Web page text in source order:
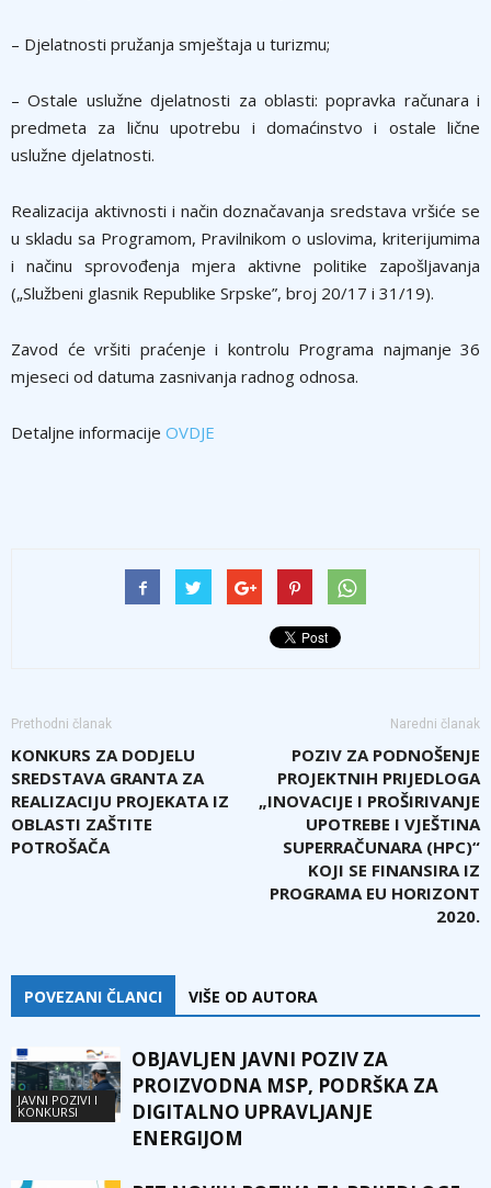
– Djelatnosti pružanja smještaja u turizmu;
– Ostale uslužne djelatnosti za oblasti: popravka računara i
predmeta za ličnu upotrebu i domaćinstvo i ostale lične
uslužne djelatnosti.
Realizacija aktivnosti i način doznačavanja sredstava vršiće se
u skladu sa Programom, Pravilnikom o uslovima, kriterijumima
i načinu sprovođenja mjera aktivne politike zapošljavanja
(„Službeni glasnik Republike Srpske”, broj 20/17 i 31/19).
Zavod će vršiti praćenje i kontrolu Programa najmanje 36
mjeseci od datuma zasnivanja radnog odnosa.
Detaljne informacije OVDJE
Prethodni članak
KONKURS ZA DODJELU
SREDSTAVA GRANTA ZA
REALIZACIJU PROJEKATA IZ
OBLASTI ZAŠTITE
POTROŠAČA
Naredni članak
POZIV ZA PODNOŠENJE
PROJEKTNIH PRIJEDLOGA
„INOVACIJE I PROŠIRIVANJE
UPOTREBE I VJEŠTINA
SUPERRAČUNARA (HPC)“
KOJI SE FINANSIRA IZ
PROGRAMA EU HORIZONT
2020.
POVEZANI ČLANCI VIŠE OD AUTORA
JAVNI POZIVI I
KONKURSI
OBJAVLJEN JAVNI POZIV ZA
PROIZVODNA MSP, PODRŠKA ZA
DIGITALNO UPRAVLJANJE
ENERGIJOM